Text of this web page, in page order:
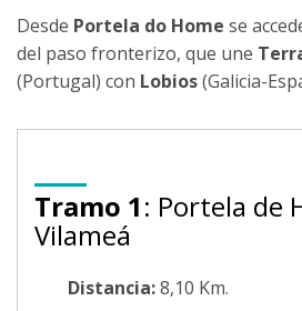
Desde Portela do Home se
del paso fronterizo, que une
(Portugal) con Lobios(Galicia-
Tramo 1: Portela de
Vilameá
Distancia:8,10 Km.